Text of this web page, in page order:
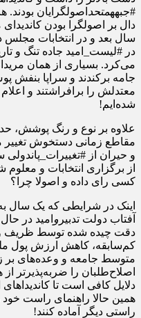
#جبههمتحد اصولگرایان
دال بر اصولگرا بودن
سال بعد و در انتخابات
در #لیست_امید جاده تنگ و
می‌کرد. بسیاری از همان
جامه برکندند و سراپا بنفش
معتدلش را برافراشتند و
شده‌ایم!
علاوه بر نوع و رنگ پوشش،
مقاطع زمانی دستخوش
و حیران از
از برگزاری انتخابات و
کسی رای داده و اصولا چرا؟
اینک در شرایطی که یک سال
آفتاب دولت تدبیر و امید در
دقت چیده شده توسط ظریف و
کم‌سابقه، کاهش ارزش پول
متوسط جامعه و وعده‌های بر
اصلاح‌طلبان را ضربه‌پذیرتر
دلایل کافی است تا
همین حالا راهنمای راست
راستی دیگر آماده کنند!